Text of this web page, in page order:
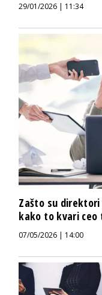
29/01/2026 | 11:34
Zašto su
kako to kvari ceo
07/05/2026 | 14:00